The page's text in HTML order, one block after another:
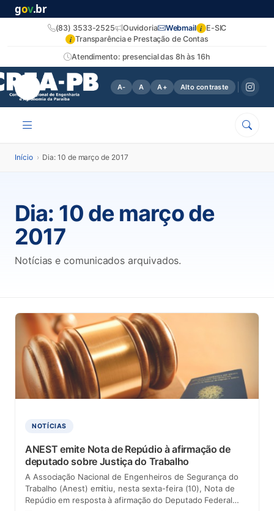
gov.br
Atendimento: presencial das 8h às 16h
(83) 3533-2525 Ouvidoria Webmail i E-SIC
i Transparência e Prestação de Contas
A- A A+ Alto contraste
Início › Dia: 10 de março de 2017
Dia: 10 de março de
2017
Notícias e comunicados arquivados.
NOTÍCIAS
ANEST emite Nota de Repúdio à afirmação de
deputado sobre Justiça do Trabalho
A Associação Nacional de Engenheiros de Segurança do
Trabalho (Anest) emitiu, nesta sexta-feira (10), Nota de
Repúdio em resposta à afirmação do Deputado Federal…